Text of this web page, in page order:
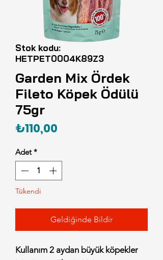
Stok kodu:
HETPET0004K89Z3
Garden Mix Ördek
Fileto Köpek Ödülü
75gr
₺110,00
Adet *
Tükendi
Geldiğinde Bildir
Kullanım 2 aydan büyük köpekler